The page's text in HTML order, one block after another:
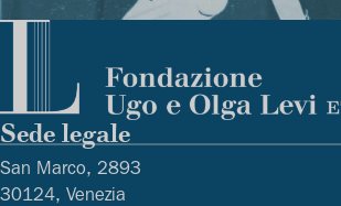
Sede legale
San Marco, 2893
30124, Venezia